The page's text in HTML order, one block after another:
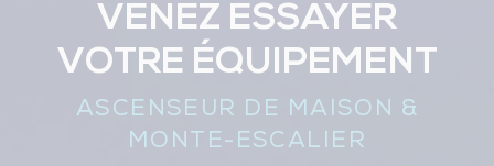
VENEZ ESSAYER
VOTRE ÉQUIPEMENT
ASCENSEUR DE MAISON &
MONTE-ESCALIER